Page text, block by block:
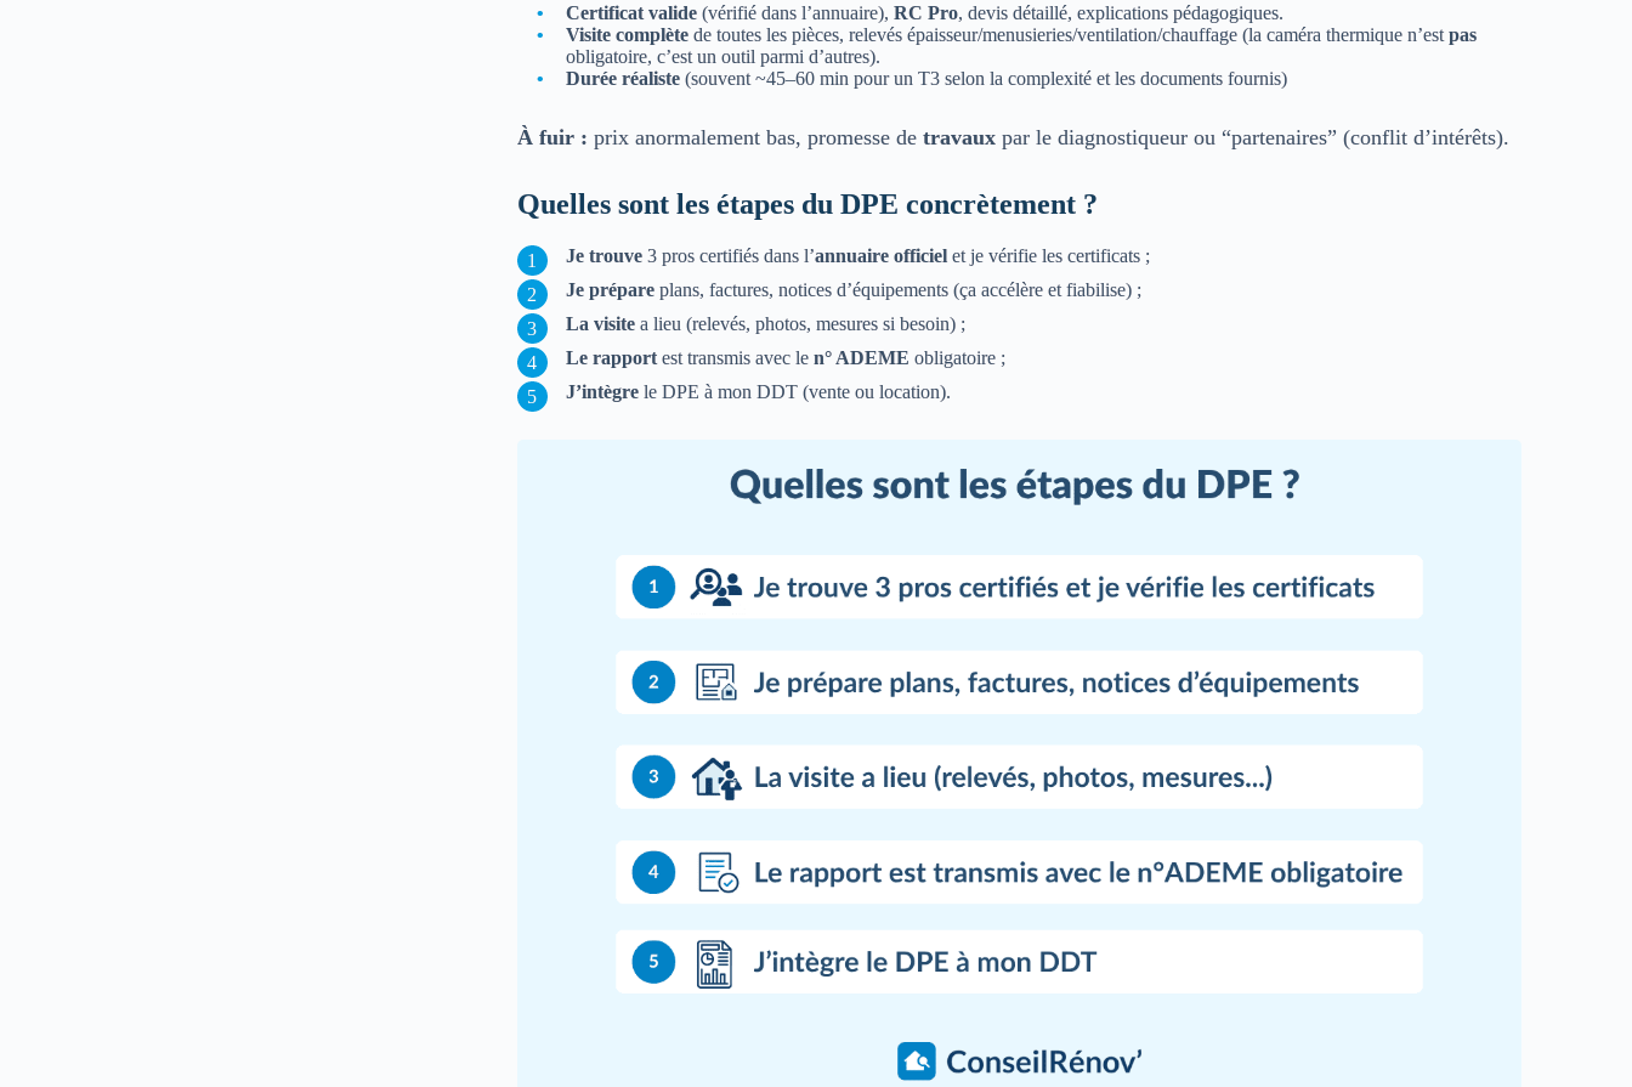
Certificat valide(vérifié dans l’annuaire), RC Pro, devis détaillé, explications pédagogiques.
Visite complètede toutes les pièces, relevés épaisseur/menusieries/ventilation/chauffage (la caméra thermique n’est pas
obligatoire, c’est un outil parmi d’autres).
Durée réaliste(souvent ~45–60 min pour un T3 selon la complexité et les documents fournis)
À fuir : prix anormalement bas, promesse de travauxpar le diagnostiqueur ou “partenaires” (conflit d’intérêts).
Quelles sont les étapes du DPE concrètement ?
Je trouve3 pros certifiés dans l’annuaire officielet je vérifie les certificats ;
Je prépareplans, factures, notices d’équipements (ça accélère et fiabilise) ;
La visitea lieu (relevés, photos, mesures si besoin) ;
Le rapportest transmis avec le n° ADEME obligatoire ;
J’intègrele DPE à mon DDT (vente ou location).